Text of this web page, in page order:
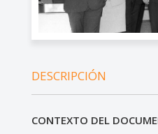
DESCRIPCIÓN
CONTEXTO DEL